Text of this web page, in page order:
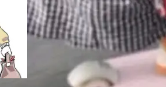
更安全！ 一、从现在开
明人）以及 Oriol Vin
，AlphaSta...
主理解需求、规划步
不挑平台，curl 一行
· GitCode · GitHu
）、macOS / Linu
PC。 # macOS / Linu
https://solon.noea
（CodeArts）
的作用与价值 在软件工
心知识资产的主要载
包含数十万乃至数百万
型调用可承载的上下
持续扩张与代码历史的
关系、接口契约、业
时，算法工程
私活
布了一起案件：北京一
为了给自己接的私活腾